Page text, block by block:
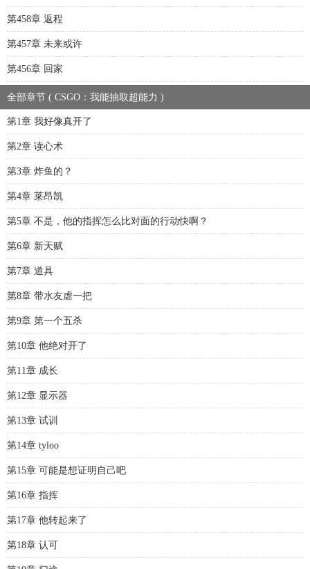
第458章 返程
第457章 未来或许
第456章 回家
全部章节 ( CSGO：我能抽取超能力 )
第1章 我好像真开了
第2章 读心术
第3章 炸鱼的？
第4章 莱昂凯
第5章 不是，他的指挥怎么比对面的行动快啊？
第6章 新天赋
第7章 道具
第8章 带水友虐一把
第9章 第一个五杀
第10章 他绝对开了
第11章 成长
第12章 显示器
第13章 试训
第14章 tyloo
第15章 可能是想证明自己吧
第16章 指挥
第17章 他转起来了
第18章 认可